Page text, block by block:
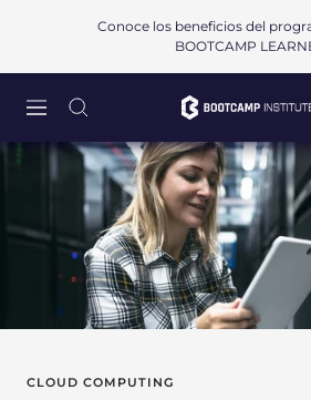
Conoce los beneficios del
BOOTCAMP
Navigación
Bootcamp
SAPI
de
CV
CLOUD COMPUTING